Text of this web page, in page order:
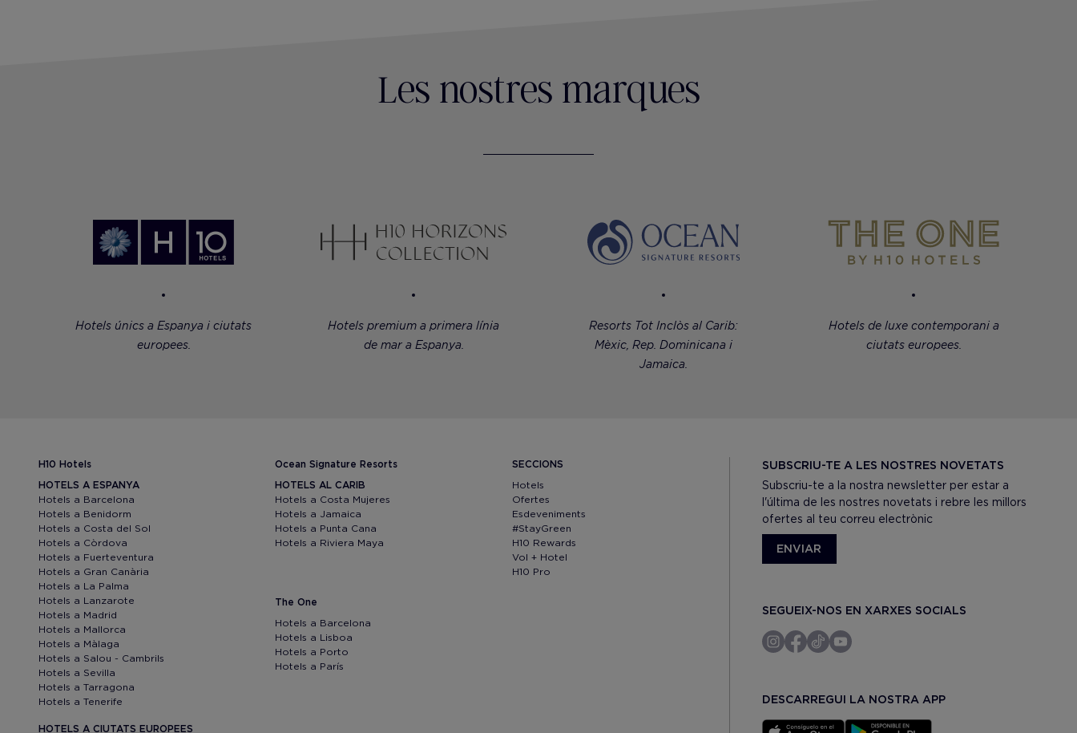
Les nostres marques
Hotels únics a Espanya i ciutats
europees.
Hotels premium a primera línia
de mar a Espanya.
Resorts Tot Inclòs al Carib:
Mèxic, Rep. Dominicana i
Jamaica.
Hotels de luxe contemporani a
ciutats europees.
H10 Hotels
HOTELS A ESPANYA
Hotels a Barcelona
Hotels a Benidorm
Hotels a Costa del Sol
Hotels a Còrdova
Hotels a Fuerteventura
Hotels a Gran Canària
Hotels a La Palma
Hotels a Lanzarote
Hotels a Madrid
Hotels a Mallorca
Hotels a Màlaga
Hotels a Salou - Cambrils
Hotels a Sevilla
Hotels a Tarragona
Hotels a Tenerife
HOTELS A CIUTATS EUROPEES
Ocean Signature Resorts
HOTELS AL CARIB
Hotels a Costa Mujeres
Hotels a Jamaica
Hotels a Punta Cana
Hotels a Riviera Maya
The One
Hotels a Barcelona
Hotels a Lisboa
Hotels a Porto
Hotels a París
SECCIONS
Hotels
Ofertes
Esdeveniments
#StayGreen
H10 Rewards
Vol + Hotel
H10 Pro
SUBSCRIU-TE A LES NOSTRES NOVETATS
Subscriu-te a la nostra newsletter per estar a
l'última de les nostres novetats i rebre les millors
ofertes al teu correu electrònic
ENVIAR
SEGUEIX-NOS EN XARXES SOCIALS
DESCARREGUI LA NOSTRA APP